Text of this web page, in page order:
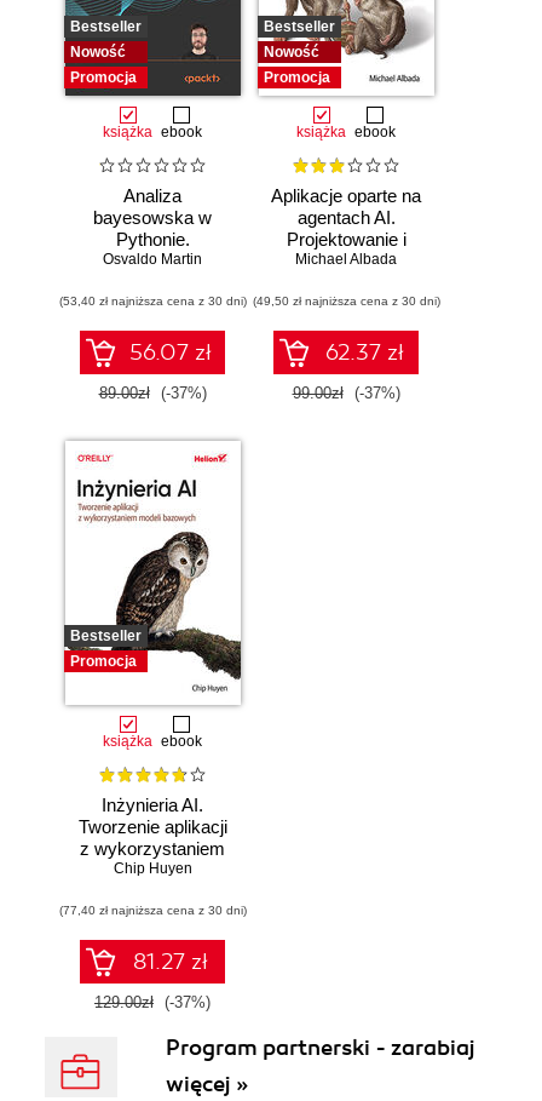
Bestseller
Nowość
Promocja
książka ebook
Analiza
bayesowska w
Pythonie.
Praktyczny
modelowaniu
probabilistycznym.
Wydanie III
Osvaldo Martin
(53,40 zł najniższa cena z 30 dni)
56.07 zł
89.00zł (-37%)
Bestseller
Nowość
Promocja
książka ebook
Aplikacje oparte na
agentach AI.
Projektowanie i
wdrażanie
wieloagentowych
Michael Albada
(49,50 zł najniższa cena z 30 dni)
62.37 zł
99.00zł (-37%)
Bestseller
Promocja
książka ebook
Inżynieria AI.
Tworzenie aplikacji
z wykorzystaniem
modeli bazowych
Chip Huyen
(77,40 zł najniższa cena z 30 dni)
81.27 zł
129.00zł (-37%)
Program partnerski - zarabiaj
więcej »